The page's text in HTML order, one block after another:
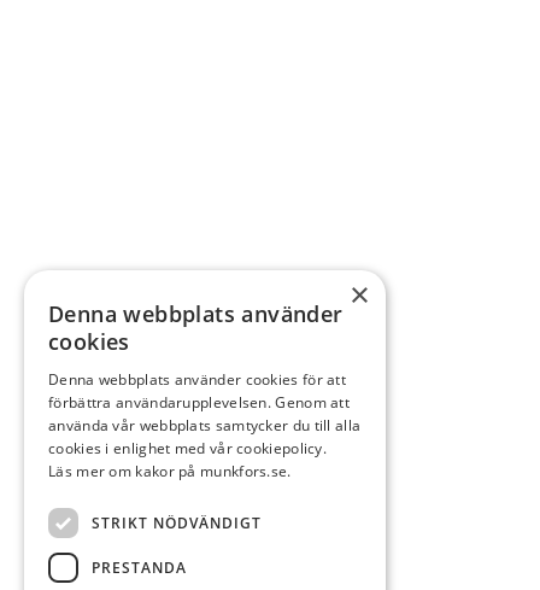
×
Denna webbplats använder
cookies
Denna webbplats använder cookies för att
förbättra användarupplevelsen. Genom att
använda vår webbplats samtycker du till alla
cookies i enlighet med vår cookiepolicy.
Läs mer om kakor på munkfors.se.
STRIKT NÖDVÄNDIGT
PRESTANDA